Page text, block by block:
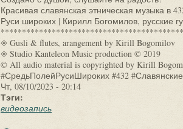
Красивая славянская этническая музыка в
Руси широких | Кирилл Богомилов, русские
◈ Gusli & flutes, arangement by Kirill Bogomilov
◈ Studio Kanteleon Music production © 2019
© All audio material is copyrighted by Kirill
#СредьПолейРусиШироких #432
Чт, 08/10/2023 - 20:14
Тэги:
видеозапись